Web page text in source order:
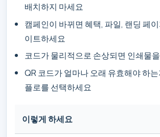
배치하지 마세요
캠페인이 바뀌면 혜택, 파일, 랜딩 페
이트하세요
코드가 물리적으로 손상되면 인쇄물
QR 코드가 얼마나 오래 유효해야 하
플로를 선택하세요
이렇게 하세요